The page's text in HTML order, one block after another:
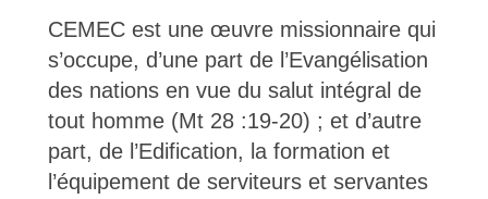
CEMEC est une œuvre missionnaire qui
s’occupe, d’une part de l’Evangélisation
des nations en vue du salut intégral de
tout homme (Mt 28 :19-20) ; et d’autre
part, de l’Edification, la formation et
l’équipement de serviteurs et servantes